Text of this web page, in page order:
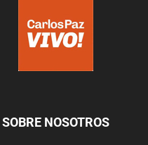
SOBRE NOSOTROS